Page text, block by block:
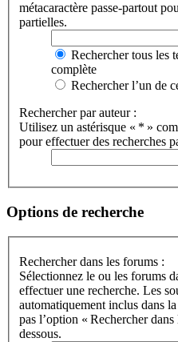
métacaractère passe-partout
partielles.
Rechercher tous les
complète
Rechercher l’un de
Rechercher par auteur :
Utilisez un astérisque « * »
pour effectuer des recherches
Options de recherche
Rechercher dans les forums :
Sélectionnez le ou les forums
effectuer une recherche. Les
automatiquement inclus dans
pas l’option « Rechercher
dessous.